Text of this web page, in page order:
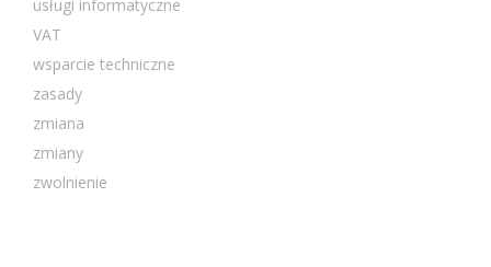
usługi informatyczne
VAT
wsparcie techniczne
zasady
zmiana
zmiany
zwolnienie